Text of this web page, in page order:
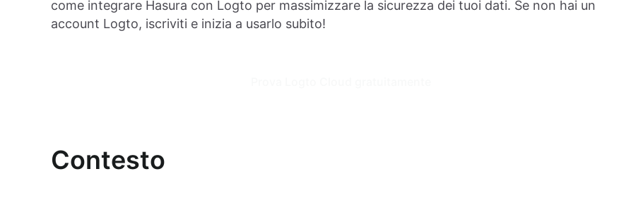
come integrare Hasura con Logto per massimizzare la sicurezza dei tuoi dati. Se non hai un
account Logto, iscriviti e inizia a usarlo subito!
Contesto